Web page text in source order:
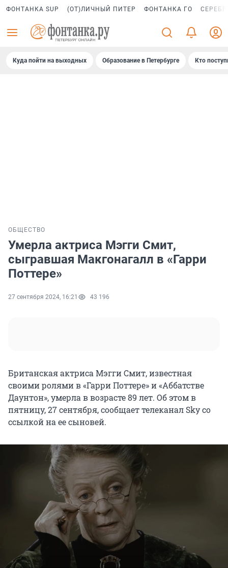
ФОНТАНКА SUP (ОТ)ЛИЧНЫЙ ПИТЕР ФОНТАНКА ГО
Куда пойти на выходных Образование в Петербурге Кто
ОБЩЕСТВО
Умерла актриса Мэгги Смит,
сыгравшая Макгонагалл в «Гарри
Поттере»
27 сентября 2024, 16:21 43 196
Британская актриса Мэгги Смит, известная
своими ролями в «Гарри Поттере» и «Аббатстве
Даунтон», умерла в возрасте 89 лет. Об этом в
пятницу, 27 сентября, сообщает телеканал Sky со
ссылкой на ее сыновей.